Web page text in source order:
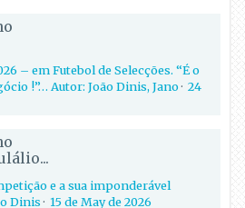
– em Futebol de Selecções. “É o
!”… Autor: João Dinis, Jano·24
e a sua imponderável
Dinis·15 de May de 2026